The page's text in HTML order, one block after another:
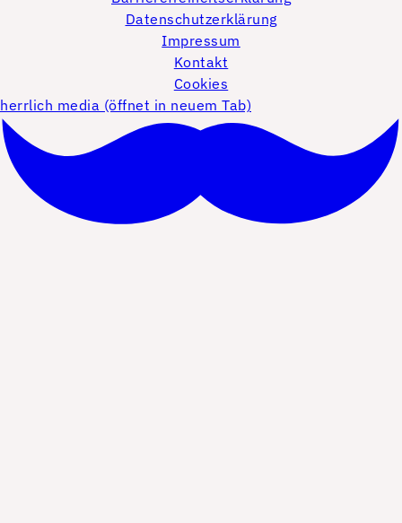
Datenschutzerklärung
Impressum
Kontakt
Cookies
herrlich media (öffnet in neuem Tab)